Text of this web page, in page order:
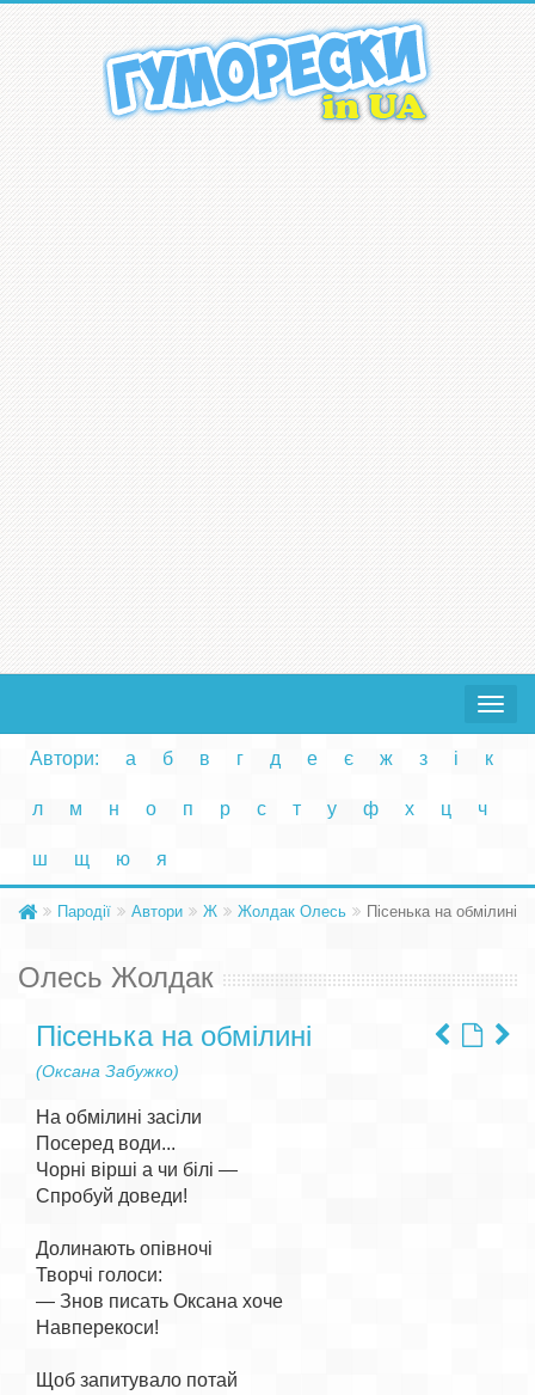
Toggle
Автори: а б в г д е є ж з і к
л м н о п р с т у ф х ц ч
ш щ ю я
Пародії Автори Ж Жолдак Олесь Пісенька на обмілині
Олесь Жолдак
Пісенька на обмілині
(Оксана Забужко)
На обмілині засіли
Посеред води...
Чорні вірші а чи білі —
Спробуй доведи!
Долинають опівночі
Творчі голоси:
— Знов писать Оксана хоче
Навперекоси!
Щоб запитувало потай